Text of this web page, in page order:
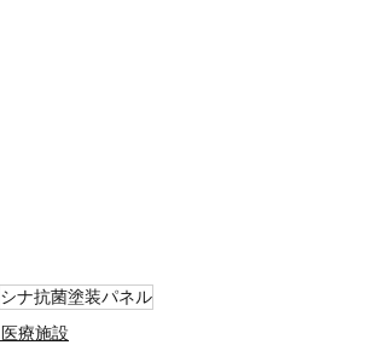
シナ抗菌塗装パネル
療施設